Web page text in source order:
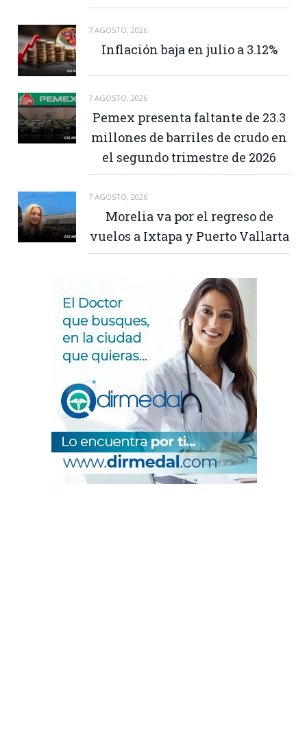
7 AGOSTO, 2026
Inflación baja en julio a 3.12%
7 AGOSTO, 2026
Pemex presenta faltante de 23.3
millones de barriles de crudo en
el segundo trimestre de 2026
7 AGOSTO, 2026
Morelia va por el regreso de
vuelos a Ixtapa y Puerto Vallarta